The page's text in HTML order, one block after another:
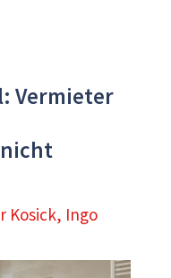
Vermieter
Kosick, Ingo